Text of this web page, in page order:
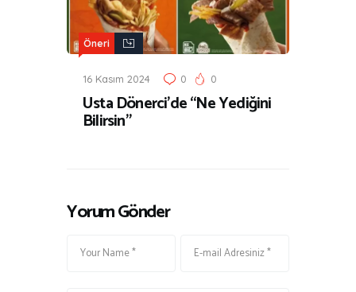
Öneri
16 Kasım 2024 0 0
Usta Dönerci’de “Ne Yediğini
Bilirsin”
Yorum Gönder